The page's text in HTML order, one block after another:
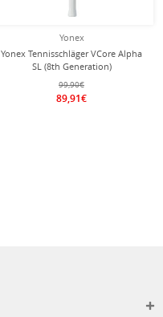
Yonex
Yonex Tennisschläger VCore Alpha
SL (8th Generation)
100in/245g/Junioren 2026 rot -
besaitet -
99,90€
89,91€